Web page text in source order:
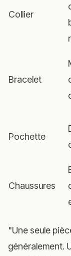
Collier
Bracelet
Pochette
Chaussures
"Une seule
généralement.